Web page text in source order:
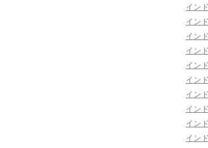
イン
イン
イン
イン
イン
イン
イン
イン
イン
イン